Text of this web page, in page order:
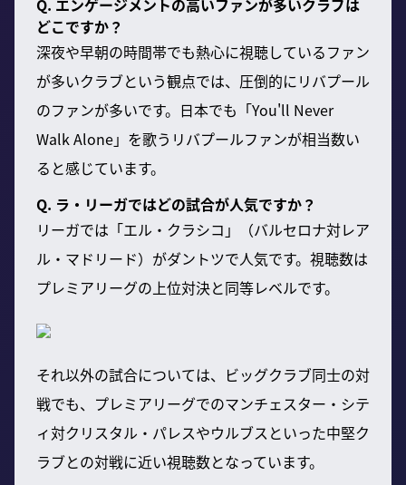
どこですか？
深夜や早朝の時間帯でも熱心に視聴しているファン
が多いクラブという観点では、圧倒的にリバプール
のファンが多いです。日本でも「You'll Never
Walk Alone」を歌うリバプールファンが相当数い
ると感じています。
Q. ラ・リーガではどの試合が人気ですか？
リーガでは「エル・クラシコ」（バルセロナ対レア
ル・マドリード）がダントツで人気です。視聴数は
プレミアリーグの上位対決と同等レベルです。
それ以外の試合については、ビッグクラブ同士の対
戦でも、プレミアリーグでのマンチェスター・シテ
ィ対クリスタル・パレスやウルブスといった中堅ク
ラブとの対戦に近い視聴数となっています。